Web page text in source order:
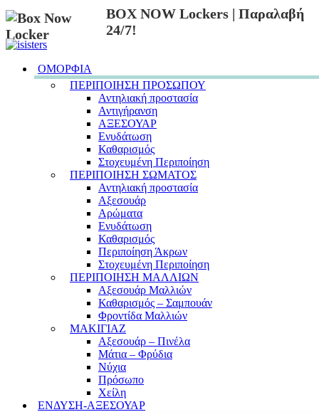
BOX NOW Lockers | Παραλαβή
24/7!
ΟΜΟΡΦΙΑ
ΠΕΡΙΠΟΙΗΣΗ ΠΡΟΣΩΠΟΥ
Αντηλιακή προστασία
Αντιγήρανση
ΑΞΕΣΟΥΑΡ
Ενυδάτωση
Καθαρισμός
Στοχευμένη Περιποίηση
ΠΕΡΙΠΟΙΗΣΗ ΣΩΜΑΤΟΣ
Αντηλιακή προστασία
Αξεσουάρ
Αρώματα
Ενυδάτωση
Καθαρισμός
Περιποίηση Άκρων
Στοχευμένη Περιποίηση
ΠΕΡΙΠΟΙΗΣΗ ΜΑΛΛΙΩΝ
Αξεσουάρ Μαλλιών
Καθαρισμός – Σαμπουάν
Φροντίδα Μαλλιών
ΜΑΚΙΓΙΑΖ
Αξεσουάρ – Πινέλα
Μάτια – Φρύδια
Νύχια
Πρόσωπο
Χείλη
ΕΝΔΥΣΗ-ΑΞΕΣΟΥΑΡ